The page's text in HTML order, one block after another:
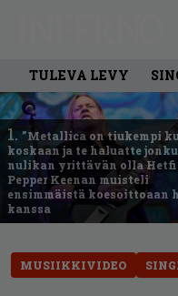
TULEVA LEVY
1. ”Metallica on tiukempi
koskaan ja te haluatte
nulikan yrittävän olla
Pepper Keenan muisteli
ensimmäistä koesoittoaan
kanssa
MUSIIKKIVIDEO